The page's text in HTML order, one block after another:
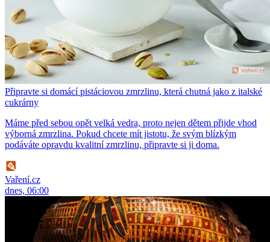
Připravte si domácí pistáciovou zmrzlinu, která chutná jako z italské
cukrárny
Máme před sebou opět velká vedra, proto nejen dětem přijde vhod
výborná zmrzlina. Pokud chcete mít jistotu, že svým blízkým
podáváte opravdu kvalitní zmrzlinu, připravte si ji doma.
Vaření.cz
dnes, 06:00